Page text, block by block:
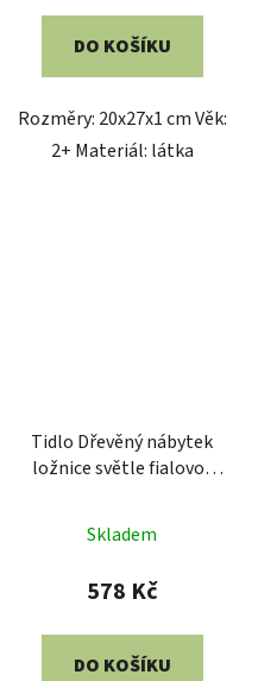
DO KOŠÍKU
Rozměry: 20x27x1 cm Věk:
2+ Materiál: látka
Tidlo Dřevěný nábytek
ložnice světle fialovo-
Skladem
578 Kč
DO KOŠÍKU